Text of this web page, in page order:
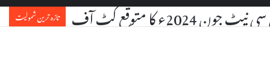
تازہ ترین شمولیت
Order ATAAY-E-URDU